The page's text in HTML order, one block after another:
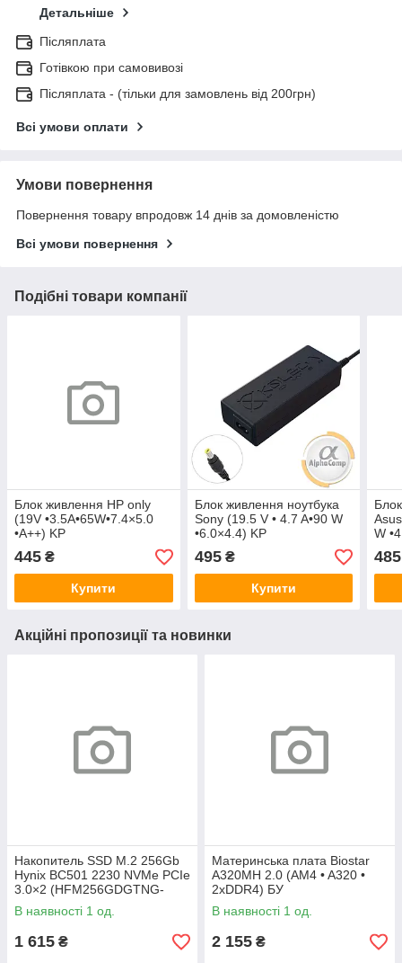
Детальніше
Післяплата
Готівкою при самовивозі
Післяплата - (тільки для замовлень від 200грн)
Всі умови оплати
Умови повернення
Повернення товару впродовж 14 днів за домовленістю
Всі умови повернення
Подібні товари компанії
Блок живлення HP only
(19V •3.5A•65W•7.4×5.0
•A++) KP
445 ₴
Купити
Блок живлення ноутбука
Sony (19.5 V • 4.7 A•90 W
•6.0×4.4) KP
495₴
Купити
W
485
Акційні пропозиції та новинки
Накопитель SSD M.2 256Gb
Hynix BC501 2230 NVMe PCIe
3.0×2 (HFM256GDGTNG-
83A0A) 800/1600 БУ
В наявності 1 од.
1 615 ₴
Материнська плата Biostar
A320MH 2.0 (AM4 • A320 •
2xDDR4) БУ
В наявності 1 од.
2 155 ₴